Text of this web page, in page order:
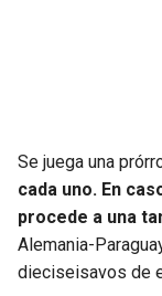
Se juega una
cada uno. En
procede a una
Alemania-
dieciseisavos de